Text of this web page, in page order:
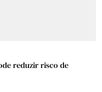
reduzir risco de